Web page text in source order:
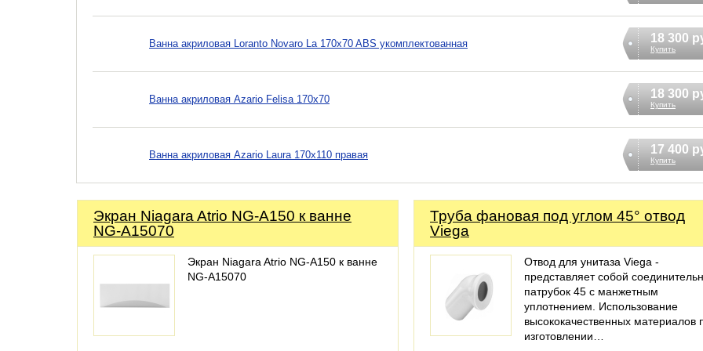
Ванна акриловая Loranto Novaro La 170x70 ABS укомплектованная 18 300
Купить
Ванна акриловая Azario Felisa 170x70 18 300
Купить
Ванна акриловая Azario Laura 170x110 правая 17 400
Купить
Экран Niagara Atrio NG-A150 к ванне
NG-A15070
Экран Niagara Atrio NG-A150 к ванне
NG-A15070
Труба фановая под углом 45° отвод
Viega
Отвод для унитаза Viega -
представляет собой
патрубок 45 с манжетным
уплотнением. Использование
высококачественных материалов
изготовлении…